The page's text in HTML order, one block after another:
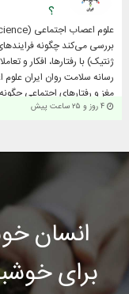
؟
بررسی می‌کند چگونه
ژنتیک) با رفتارها، افکار و
رسانه سلامت روان ایران
مغز و رفتارهای اجتماعی
۴ روز و ۲۵ ساعت پیش
انسان
برای